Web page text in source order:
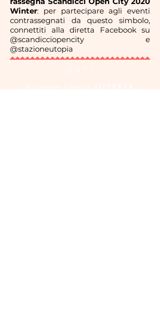
Winter: per partecipare agli eventi
contrassegnati da questo simbolo,
connettiti alla diretta Facebook su
@scandicciopencity e
@stazioneutopia